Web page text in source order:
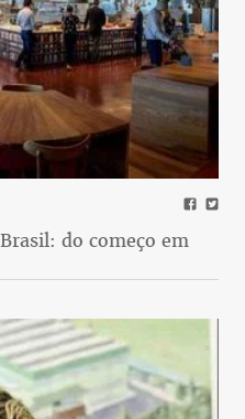
do começo em